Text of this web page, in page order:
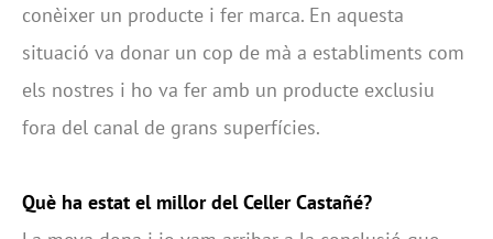
conèixer un producte i fer marca. En aquesta
situació va donar un cop de mà a establiments com
els nostres i ho va fer amb un producte exclusiu
fora del canal de grans superfícies.
Què ha estat el millor del Celler Castañé?